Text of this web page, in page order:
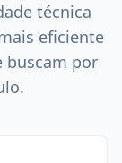
técnica
eficiente
buscam por
.